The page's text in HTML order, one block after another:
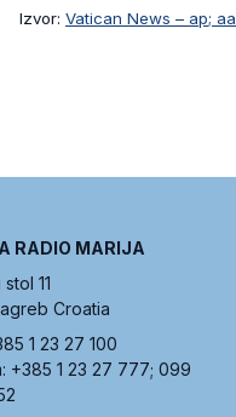
Izvor: Vatican News – ap; aa
RADIO MARIJA
11
Croatia
1 23 27 100
+385 1 23 27 777; 099